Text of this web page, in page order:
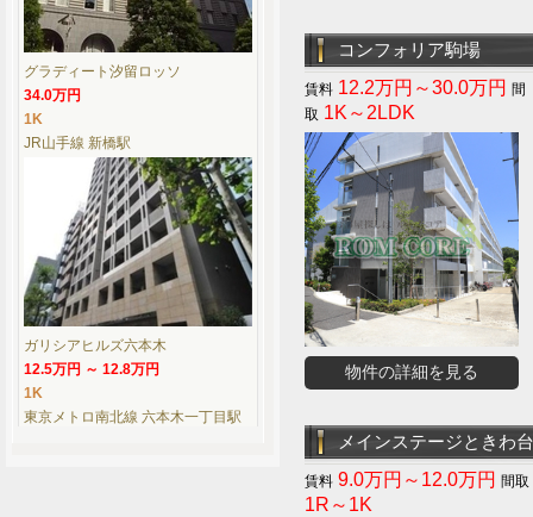
コンフォリア駒場
12.2万円～30.0万円
1K～2LDK
物件の詳細を見る
メインステージときわ台
9.0万円～12.0万円
1R～1K
グラディート汐留ロッソ
34.0万円
1K
JR山手線 新橋駅
ガリシアヒルズ六本木
12.5万円 ～ 12.8万円
1K
東京メトロ南北線 六本木一丁目駅